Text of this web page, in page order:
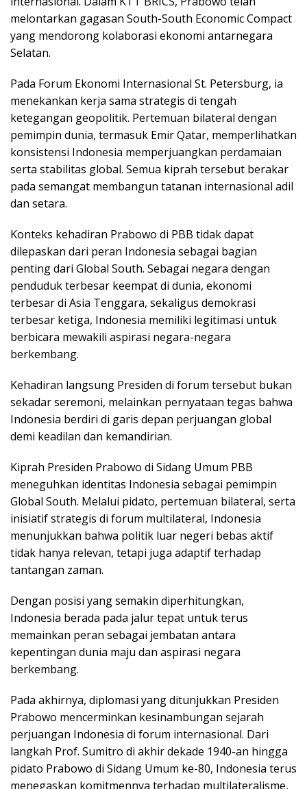
melontarkan gagasan South-South Economic Compact
yang mendorong kolaborasi ekonomi antarnegara
Selatan.
Pada Forum Ekonomi Internasional St. Petersburg, ia
menekankan kerja sama strategis di tengah
ketegangan geopolitik. Pertemuan bilateral dengan
pemimpin dunia, termasuk Emir Qatar, memperlihatkan
konsistensi Indonesia memperjuangkan perdamaian
serta stabilitas global. Semua kiprah tersebut berakar
pada semangat membangun tatanan internasional adil
dan setara.
Konteks kehadiran Prabowo di PBB tidak dapat
dilepaskan dari peran Indonesia sebagai bagian
penting dari Global South. Sebagai negara dengan
penduduk terbesar keempat di dunia, ekonomi
terbesar di Asia Tenggara, sekaligus demokrasi
terbesar ketiga, Indonesia memiliki legitimasi untuk
berbicara mewakili aspirasi negara-negara
berkembang.
Kehadiran langsung Presiden di forum tersebut bukan
sekadar seremoni, melainkan pernyataan tegas bahwa
Indonesia berdiri di garis depan perjuangan global
demi keadilan dan kemandirian.
Kiprah Presiden Prabowo di Sidang Umum PBB
meneguhkan identitas Indonesia sebagai pemimpin
Global South. Melalui pidato, pertemuan bilateral, serta
inisiatif strategis di forum multilateral, Indonesia
menunjukkan bahwa politik luar negeri bebas aktif
tidak hanya relevan, tetapi juga adaptif terhadap
tantangan zaman.
Dengan posisi yang semakin diperhitungkan,
Indonesia berada pada jalur tepat untuk terus
memainkan peran sebagai jembatan antara
kepentingan dunia maju dan aspirasi negara
berkembang.
Pada akhirnya, diplomasi yang ditunjukkan Presiden
Prabowo mencerminkan kesinambungan sejarah
perjuangan Indonesia di forum internasional. Dari
langkah Prof. Sumitro di akhir dekade 1940-an hingga
pidato Prabowo di Sidang Umum ke-80, Indonesia terus
menegaskan komitmennya terhadap multilateralisme,